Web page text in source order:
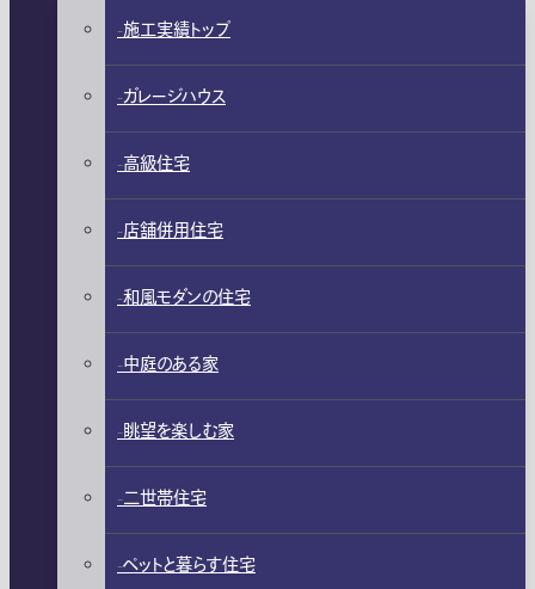
施工実績トップ
ガレージハウス
高級住宅
店舗併用住宅
和風モダンの住宅
中庭のある家
眺望を楽しむ家
二世帯住宅
ペットと暮らす住宅